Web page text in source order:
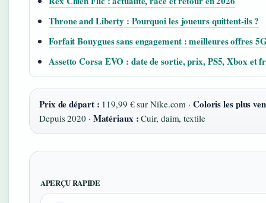
Throne and Liberty : Pourquoi les joueurs quittent-ils ?
Forfait Bouygues sans engagement : meilleures offres
Assetto Corsa EVO : date de sortie, prix, PS5, Xbox et
Prix de départ : 119,99 € sur Nike.com · Coloris les plus
Depuis 2020 · Matériaux : Cuir, daim, textile
APERÇU RAPIDE